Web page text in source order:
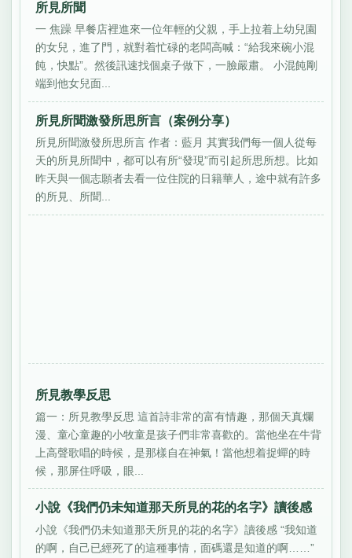
所見所聞
一 焦躁 早餐店裡進來一位年輕的父親，手上拉着上幼兒園
的女兒，進了門，就對着忙碌的老闆高喊：“給我來碗小混
飩，快點”。然後訊速找個桌子做下，一臉嚴肅。 小混飩剛
端到他女兒面...
所見所聞激發所思所言（案例分享）
所見所聞激發所思所言 作者：藍月 其實我們每一個人從每
天的所見所聞中，都可以有所“發現”而引起所思所想。比如
昨天與一個志願者去看一位住院的日籍華人，途中就有許多
的所見、所聞...
所見教學反思
篇一：所見教學反思 這首詩非常的富有情趣，那個天真爛
漫、童心童趣的小牧童是孩子們非常喜歡的。當他坐在牛背
上高聲歌唱的時候，是那樣自在神氣！當他想着捉蟬的時
候，那屏住呼吸，眼...
小說《我們仍未知道那天所見的花的名字》讀後感
小說《我們仍未知道那天所見的花的名字》讀後感 “我知道
的啊，自己已經死了的這種事情，面碼還是知道的啊……”